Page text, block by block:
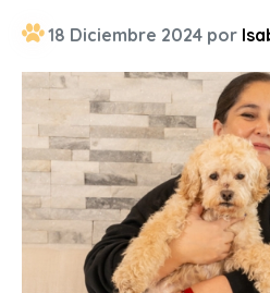
18 Diciembre 2024 por